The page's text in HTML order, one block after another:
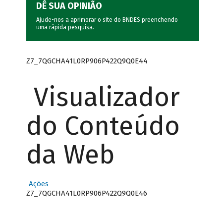
DÊ SUA OPINIÃO
Ajude-nos a aprimorar o site do BNDES preenchendo
uma rápida pesquisa.
Z7_7QGCHA41L0RP906P422Q9Q0E44
Visualizador
do Conteúdo
da Web
Ações
Z7_7QGCHA41L0RP906P422Q9Q0E46